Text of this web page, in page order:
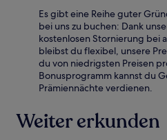
Es gibt eine Reihe guter
bei uns zu buchen: Dank
kostenlosen Stornierung bei
bleibst du flexibel, unsere
du von niedrigsten Preisen
Bonusprogramm kannst du
Prämiennächte verdienen.
Weiter erkunden